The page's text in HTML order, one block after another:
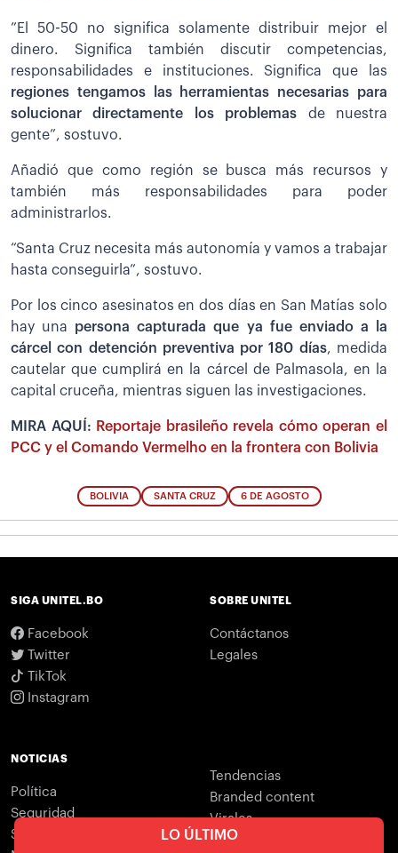
LO ÚLTIMO
”El 50-50 no significa solamente distribuir mejor el
dinero. Significa también discutir competencias,
responsabilidades e instituciones. Significa que las
regiones tengamos las herramientas necesarias para
solucionar directamente los problemas de nuestra
gente”, sostuvo.
Añadió que como región se busca más recursos y
también más responsabilidades para poder
administrarlos.
“Santa Cruz necesita más autonomía y vamos a trabajar
hasta conseguirla”, sostuvo.
Por los cinco asesinatos en dos días en San Matías solo
hay una persona capturada que ya fue enviado a la
cárcel con detención preventiva por 180 días, medida
cautelar que cumplirá en la cárcel de Palmasola, en la
capital cruceña, mientras siguen las investigaciones.
MIRA AQUÍ: Reportaje brasileño revela cómo operan el
PCC y el Comando Vermelho en la frontera con Bolivia
BOLIVIA SANTA CRUZ 6 DE AGOSTO
SIGA UNITEL.BO
Facebook
Twitter
TikTok
Instagram
SOBRE UNITEL
Contáctanos
Legales
NOTICIAS
Política
Seguridad
Sociedad
Tendencias
Branded content
Virales
Farándula